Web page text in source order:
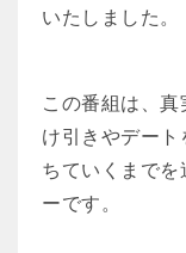
いたしました。
この番組は、
け引きやデー
ちていくまで
ーです。